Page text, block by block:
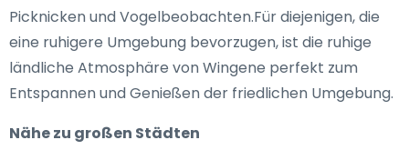
Picknicken und Vogelbeobachten.Für diejenigen, die
eine ruhigere Umgebung bevorzugen, ist die ruhige
ländliche Atmosphäre von Wingene perfekt zum
Entspannen und Genießen der friedlichen Umgebung.
Nähe zu großen Städten